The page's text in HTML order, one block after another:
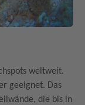
weltweit.
geeignet. Das
die bis in